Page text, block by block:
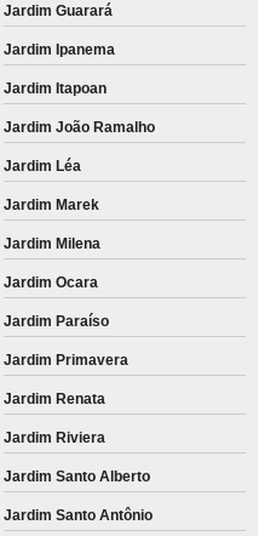
Jardim Guarará
Jardim Ipanema
Jardim Itapoan
Jardim João Ramalho
Jardim Léa
Jardim Marek
Jardim Milena
Jardim Ocara
Jardim Paraíso
Jardim Primavera
Jardim Renata
Jardim Riviera
Jardim Santo Alberto
Jardim Santo Antônio